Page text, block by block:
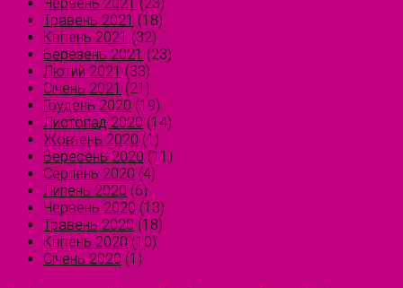
Травень 2021 (18)
Квітень 2021 (32)
Березень 2021 (23)
Лютий 2021 (33)
Січень 2021 (21)
Грудень 2020 (19)
Листопад 2020 (14)
Жовтень 2020 (1)
Вересень 2020 (11)
Серпень 2020 (4)
Липень 2020 (6)
Червень 2020 (13)
Травень 2020 (18)
Квітень 2020 (10)
Січень 2020 (1)